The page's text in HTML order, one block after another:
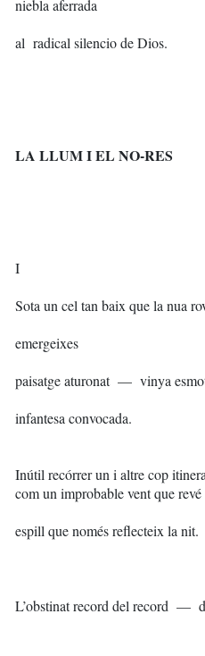
niebla aferrada
al radical silencio de Dios.
LA LLUM I EL NO-RES
I
Sota un cel tan baix que la nua
emergeixes
paisatge aturonat — vinya
infantesa convocada.
Inútil recórrer un i altre cop
com un improbable vent que revé
espill que només reflecteix la nit.
L’obstinat record del record —